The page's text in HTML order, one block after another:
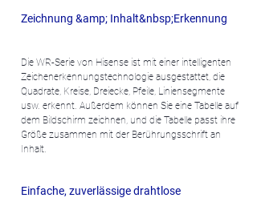
Zeichnung &amp; Inhalt&nbsp;Erkennung
Die WR-Serie von Hisense ist mit einer intelligenten
Zeichenerkennungstechnologie ausgestattet, die
Quadrate, Kreise, Dreiecke, Pfeile, Liniensegmente
usw. erkennt. Außerdem können Sie eine Tabelle auf
dem Bildschirm zeichnen, und die Tabelle passt ihre
Größe zusammen mit der Berührungsschrift an
Inhalt.
Einfache, zuverlässige drahtlose